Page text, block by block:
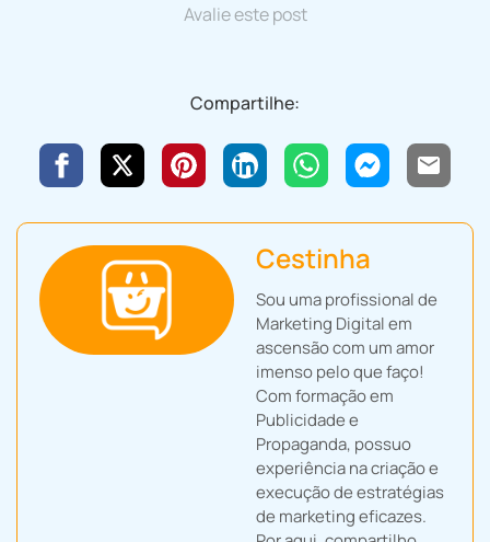
Avalie este post
Compartilhe:
Cestinha
Sou uma profissional de
Marketing Digital em
ascensão com um amor
imenso pelo que faço!
Com formação em
Publicidade e
Propaganda, possuo
experiência na criação e
execução de estratégias
de marketing eficazes.